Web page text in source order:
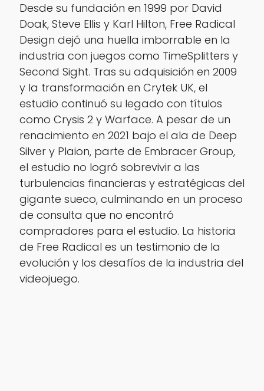
Desde su fundación en 1999 por David
Doak, Steve Ellis y Karl Hilton, Free Radical
Design dejó una huella imborrable en la
industria con juegos como TimeSplitters y
Second Sight. Tras su adquisición en 2009
y la transformación en Crytek UK, el
estudio continuó su legado con títulos
como Crysis 2 y Warface. A pesar de un
renacimiento en 2021 bajo el ala de Deep
Silver y Plaion, parte de Embracer Group,
el estudio no logró sobrevivir a las
turbulencias financieras y estratégicas del
gigante sueco, culminando en un proceso
de consulta que no encontró
compradores para el estudio. La historia
de Free Radical es un testimonio de la
evolución y los desafíos de la industria del
videojuego.